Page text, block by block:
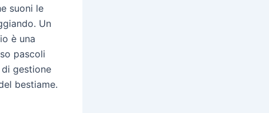
suoni le
Un
è una
pascoli
di gestione
bestiame.